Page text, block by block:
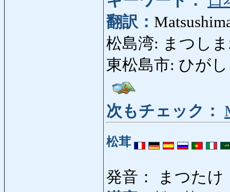
翻訳：
松島湾: まつし
東松島市: ひが
次もチェック：
松茸
発音： まつたけ